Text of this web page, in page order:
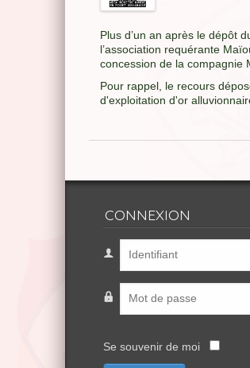
Plus d’un an après le dépôt
l’association requérante
concession de la compagnie
Pour rappel, le recours
d'exploitation d'or
CONNEXION
Se souvenir de moi